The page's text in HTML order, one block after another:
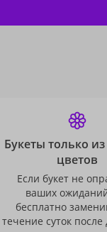
Букеты только
цветов
Если букет не
ваших
бесплатно
течение суток после